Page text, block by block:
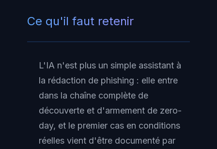
Ce qu'il faut retenir
L'IA n'est plus un simple assistant à
la rédaction de phishing : elle entre
dans la chaîne complète de
découverte et d'armement de zero-
day, et le premier cas en conditions
réelles vient d'être documenté par